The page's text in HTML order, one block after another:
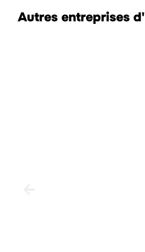
Autres entreprises d'